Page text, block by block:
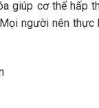
giúp cơ thể hấp
người nên thực